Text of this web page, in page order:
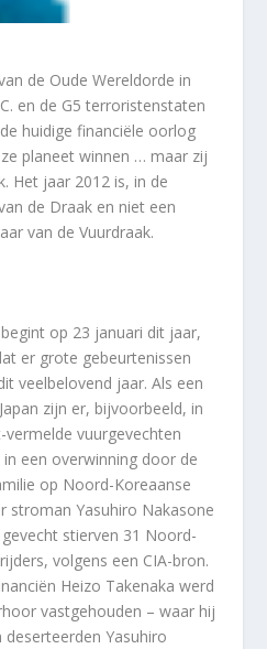
de Oude Wereldorde in
en de G5 terroristenstaten
huidige financiële oorlog
planeet winnen … maar zij
Het jaar 2012 is, in de
de Draak en niet een
van de Vuurdraak.
op 23 januari dit jaar,
er grote gebeurtenissen
veelbelovend jaar. Als een
zijn er, bijvoorbeeld, in
vermelde vuurgevechten
een overwinning door de
op Noord-Koreaanse
stroman Yasuhiro Nakasone
stierven 31 Noord-
volgens een CIA-bron.
Heizo Takenaka werd
vastgehouden – waar hij
Yasuhiro